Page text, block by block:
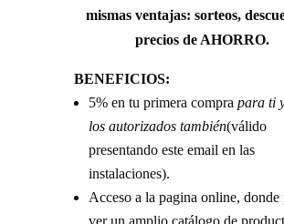
mismas ventajas: sorteos,
precios de AHORRO.
BENEFICIOS:
5% en tu primera compra para ti
los autorizados también(válido
presentando este email en las
instalaciones).
Acceso a la pagina online, donde